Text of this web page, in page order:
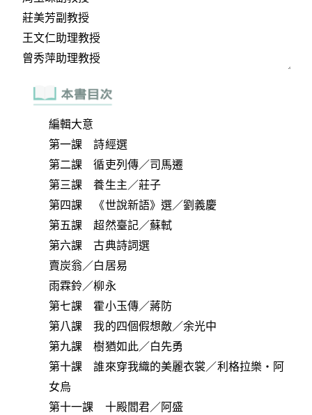
編輯大意
第一課 詩經選
第二課 循吏列傳／司馬遷
第三課 養生主／莊子
第四課 《世說新語》選／劉義慶
第五課 超然臺記／蘇軾
第六課 古典詩詞選
賣炭翁／白居易
雨霖鈴／柳永
第七課 霍小玉傳／蔣防
第八課 我的四個假想敵／余光中
第九課 樹猶如此／白先勇
第十課 誰來穿我織的美麗衣裳／利格拉樂‧阿
女烏
第十一課 十殿閻君／阿盛